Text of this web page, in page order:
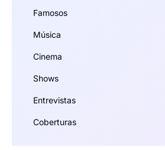
Famosos
Música
Cinema
Shows
Entrevistas
Coberturas